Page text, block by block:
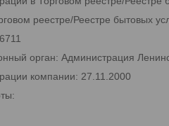
реестре/Реестре бытовых
орган: Администрация
компании: 27.11.2000